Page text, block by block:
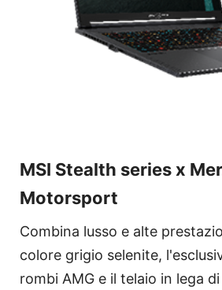
MSI Stealth series x
Motorsport
Combina lusso e alte
colore grigio selenite,
rombi AMG e il telaio in lega